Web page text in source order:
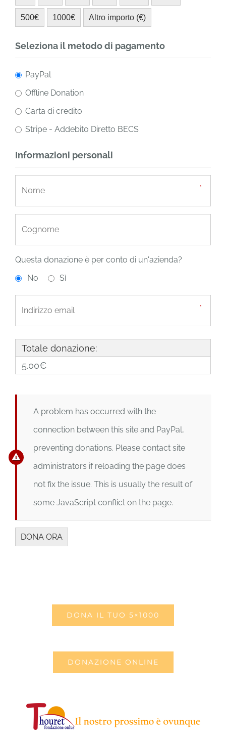
500€ 1000€ Altro importo (€)
Seleziona il metodo di pagamento
PayPal
Offline Donation
Carta di credito
Stripe - Addebito Diretto BECS
Informazioni personali
Questa donazione è per conto di un'azienda?
No
Sì
Totale donazione:
5.00€
A problem has occurred with the
connection between this site and PayPal,
preventing donations. Please contact site
administrators if reloading the page does
not fix the issue. This is usually the result of
some JavaScript conflict on the page.
DONA IL TUO 5×1000
DONAZIONE ONLINE